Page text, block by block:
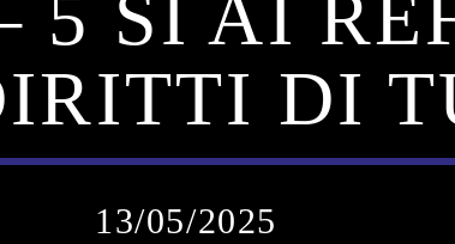
5 SÌ AI
DI
13/05/2025